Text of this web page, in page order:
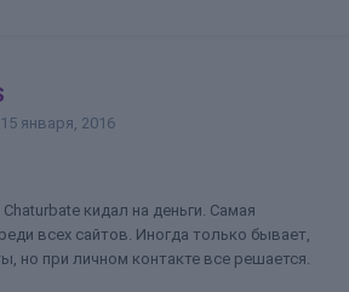
15 января, 2016
кидал на деньги. Самая
всех сайтов. Иногда только бывает,
но при личном контакте все решается.